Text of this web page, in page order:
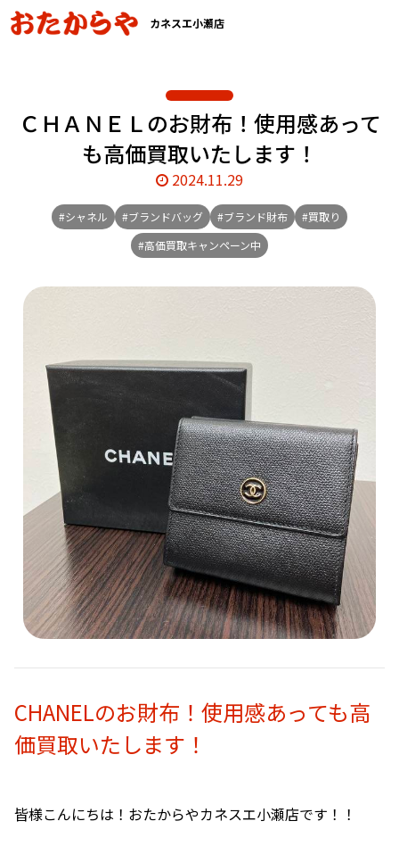
カネスエ小瀬店
ＣＨＡＮＥＬのお財布！使用感あって
も高価買取いたします！
2024.11.29
#シャネル #ブランドバッグ #ブランド財布
#買取り
#高価買取キャンペーン中
CHANELのお財布！使用感あっても高
価買取いたします！
皆様こんにちは！おたからやカネスエ小瀬店です！！